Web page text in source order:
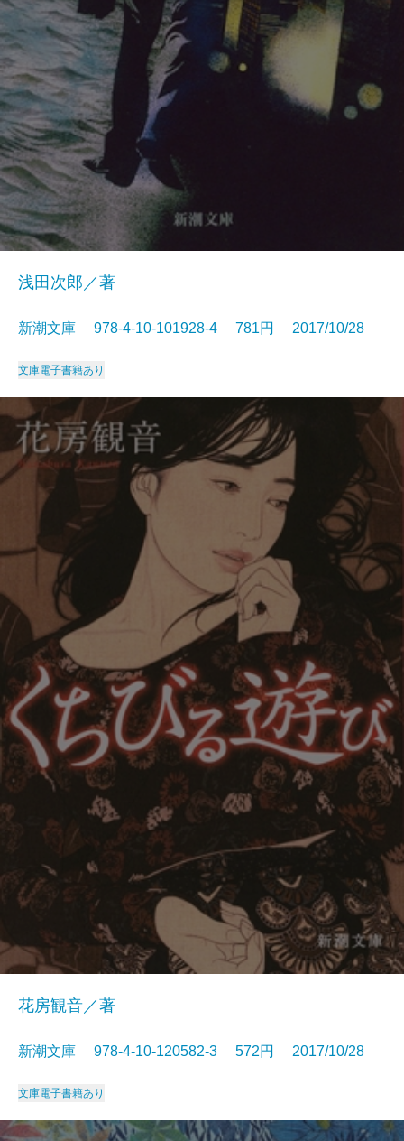
浅田次郎／著
新潮文庫 978-4-10-101928-4 781円 2017/10/28
文庫電子書籍あり
花房観音／著
新潮文庫 978-4-10-120582-3 572円 2017/10/28
文庫電子書籍あり